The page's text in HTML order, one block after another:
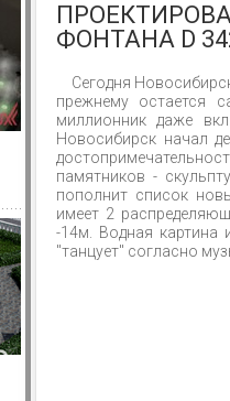
ФОНТАНА D
Сегодня
прежнему остается
миллионник даже
Новосибирск начал
памятников -
пополнит список
имеет 2
-14м. Водная картина
"танцует" согласно